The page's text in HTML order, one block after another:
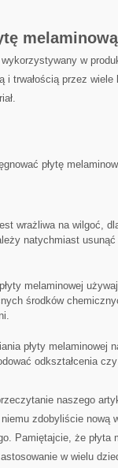
wykorzystywany w
trwałością przez⁢
płytę
wrażliwa na ‍wilgoć,
natychmiast usunąć
melaminowej
środków
płyty melaminowej
odkształcenia
naszego
zdobyliście nową‌
Pamiętajcie, że płyta
w wielu